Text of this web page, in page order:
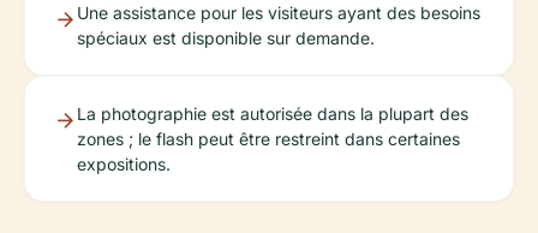
Une assistance pour les visiteurs ayant des besoins
spéciaux est disponible sur demande.
La photographie est autorisée dans la plupart des
zones ; le flash peut être restreint dans certaines
expositions.